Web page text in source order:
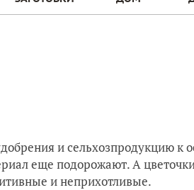
и сельхозпродукцию к
еще подорожают. А
и неприхотливые.